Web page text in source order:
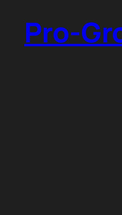
springenPro-